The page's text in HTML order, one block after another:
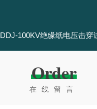
DDJ-100KV绝缘纸电压击穿
Order
在线留言